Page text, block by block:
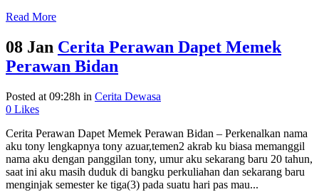
Read More
08 Jan Cerita Perawan Dapet Memek
Perawan Bidan
Posted at 09:28h in Cerita Dewasa
0 Likes
Cerita Perawan Dapet Memek Perawan Bidan – Perkenalkan nama
aku tony lengkapnya tony azuar,temen2 akrab ku biasa memanggil
nama aku dengan panggilan tony, umur aku sekarang baru 20 tahun,
saat ini aku masih duduk di bangku perkuliahan dan sekarang baru
menginjak semester ke tiga(3) pada suatu hari pas mau...